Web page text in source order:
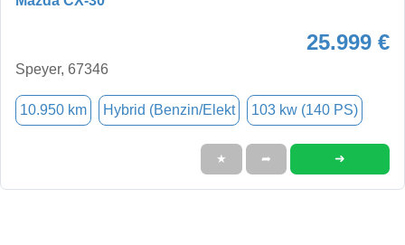
25.999 €
Speyer, 67346
10.950 km Hybrid (Benzin/Elekt 103 kw (140 PS)
★ ➦ ➜